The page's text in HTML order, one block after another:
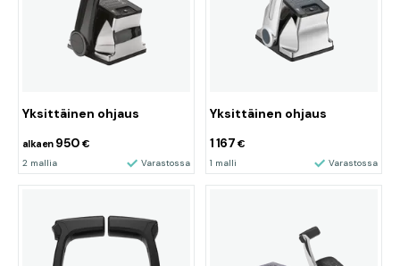
Yksittäinen ohjaus
alkaen 950 €
2 mallia Varastossa
Yksittäinen ohjaus
1 167 €
1 malli Varastossa